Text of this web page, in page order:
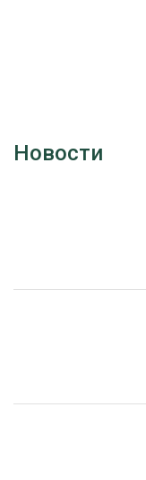
Новости